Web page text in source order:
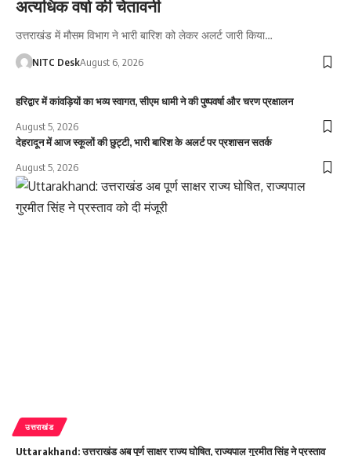
अत्यधिक वर्षा की चेतावनी
उत्तराखंड में मौसम विभाग ने भारी बारिश को लेकर अलर्ट जारी किया…
NITC DeskAugust 6, 2026
हरिद्वार में कांवड़ियों का भव्य स्वागत, सीएम धामी ने की पुष्पवर्षा और चरण प्रक्षालन
August 5, 2026
देहरादून में आज स्कूलों की छुट्टी, भारी बारिश के अलर्ट पर प्रशासन सतर्क
August 5, 2026
उत्तराखंड
Uttarakhand: उत्तराखंड अब पूर्ण साक्षर राज्य घोषित, राज्यपाल गुरमीत सिंह ने प्रस्ताव